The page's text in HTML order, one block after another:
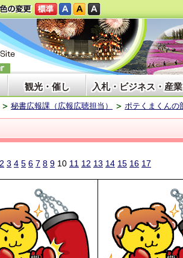
観光・催し 入札・ビジネス・産業
秘書広報課（広報広聴担当） ポテくまくんの
2 3 4 5 6 7 8 9 10 11 12 13 14 15 16 17